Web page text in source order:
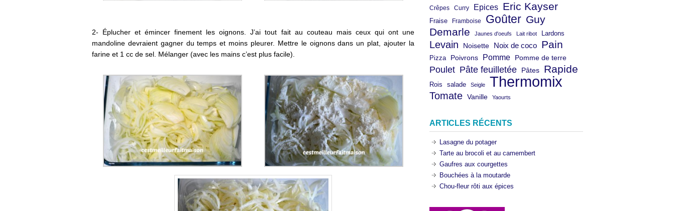
2- Éplucher et émincer finement les oignons. J’ai tout fait au couteau mais ceux qui ont une
mandoline devraient gagner du temps et moins pleurer. Mettre le oignons dans un plat, ajouter la
farine et 1 cc de sel. Mélanger (avec les mains c’est plus facile).
Crêpes Curry Epices Eric Kayser
Fraise Framboise Goûter Guy
Demarle
Jaunes d'oeufs Lait ribot Lardons
Levain Noisette Noix de coco Pain
Pizza Poivrons Pomme Pomme de terre
Poulet Pâte feuilletée Pâtes Rapide
Rois salade Seigle Thermomix
Tomate Vanille Yaourts
ARTICLES RÉCENTS
Lasagne du potager
Tarte au brocoli et au camembert
Gaufres aux courgettes
Bouchées à la moutarde
Chou-fleur rôti aux épices